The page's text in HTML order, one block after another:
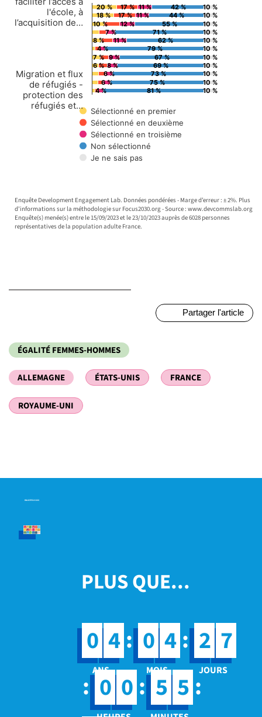
10 %
10 %
10 %
10 %
10 %
10 %
10 %
10 %
10 %
10 %
10 %
42 %
44 %
55 %
71 %
62 %
79 %
67 %
69 %
73 %
75 %
81 %
11 %
11 %
12 %
7 %
11 %
4 %
9 %
8 %
6 %
6 %
4 %
17 %
17 %
20 %
18 %
10 %
8 %
7 %
6 %
Sélectionné en premier
Sélectionné en deuxième
Sélectionné en troisième
Non sélectionné
Je ne sais pas
l'école, à
l’acquisition de…
Migration et flux
de réfugiés -
protection des
réfugiés et…
End of interactive chart.
Enquête Development Engagement Lab. Données pondérées - Marge d’erreur : ± 2%. Plus
d'informations sur la méthodologie sur Focus2030.org - Source : www.devcommslab.org
Enquête(s) menée(s) entre le 15/09/2023 et le 23/10/2023 auprès de 6028 personnes
représentatives de la population adulte France.
Partager l'article
ÉGALITÉ FEMMES-HOMMES
ALLEMAGNE ÉTATS-UNIS FRANCE
ROYAUME-UNI
PLUS QUE...
0 4: 0 4: 2 7
: 0 0 : 5 5 :